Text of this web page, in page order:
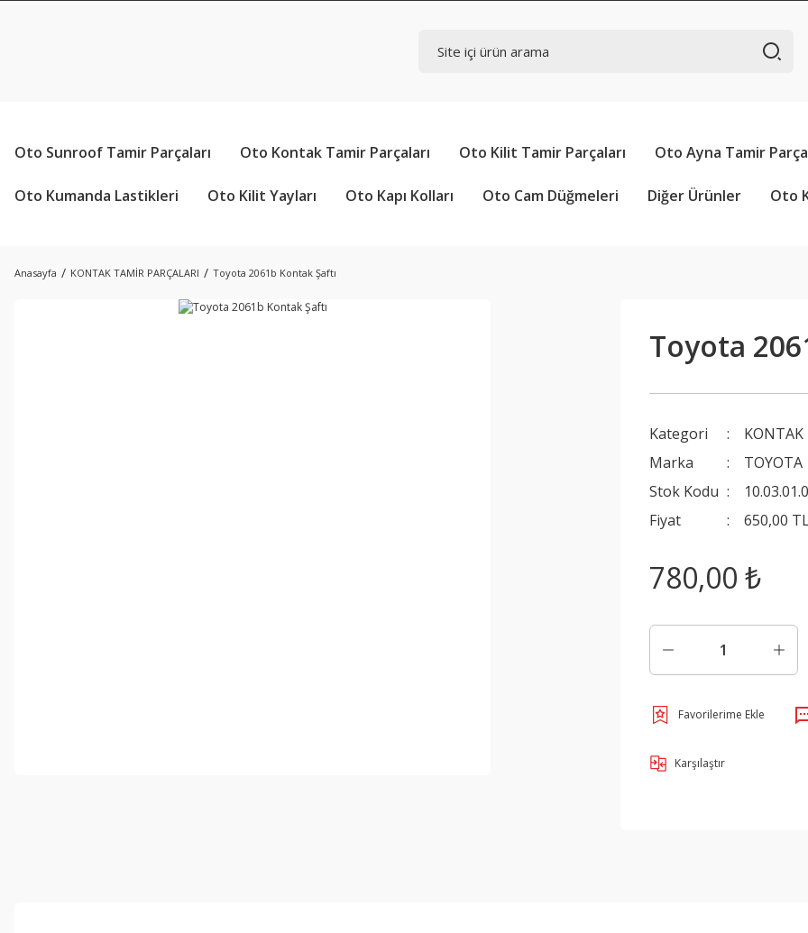
Oto Sunroof Tamir Parçaları Oto Kontak Tamir Parçaları Oto Kilit Tamir Parçaları Oto Ayna Tamir
Oto Kumanda Lastikleri Oto Kilit Yayları Oto Kapı Kolları Oto Cam Düğmeleri Diğer Ürünler Oto
Anasayfa KONTAK TAMİR PARÇALARI Toyota 2061b Kontak Şaftı
Toyota
Kategori
KONTAK
Marka
TOYOTA
Stok Kodu
Fiyat
650,00
780,00 ₺
Karşılaştır